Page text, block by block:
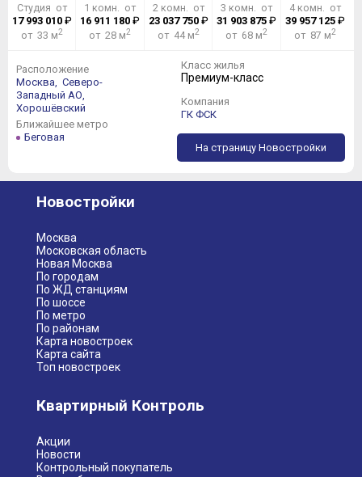
Студия от
17 993 010₽
от 33 м2
1 комн. от
16 911 180 ₽
от 28 м2
2 комн. от
23 037 750₽
от 44 м2
3 комн. от
31 903 875 ₽
от 68 м2
4 комн. от
39 957 125₽
от 87 м2
Расположение
Москва,
Северо-
Западный АО,
Хорошёвский
Ближайшее метро
Беговая
Класс жилья
Премиум-класс
Компания
ГК ФСК
На страницу Новостройки
Новостройки
Москва
Московская область
Новая Москва
По городам
По ЖД станциям
По шоссе
По метро
По районам
Карта новостроек
Карта сайта
Топ новостроек
Квартирный Контроль
Акции
Новости
Контрольный покупатель